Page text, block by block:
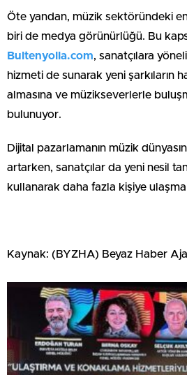
Öte yandan, müzik sektöründeki
biri de medya görünürlüğü. Bu
Bultenyolla.com, sanatçılara
hizmeti de sunarak yeni şarkıların
almasına ve müzikseverlerle
bulunuyor.
Dijital pazarlamanın müzik
artarken, sanatçılar da yeni nesil
kullanarak daha fazla kişiye
Kaynak: (BYZHA) Beyaz Haber